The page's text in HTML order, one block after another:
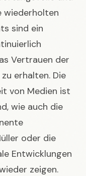
wiederholten
sind ein
Vertrauen der
erhalten. Die
von Medien ist
wie auch die
oder die
Entwicklungen
zeigen.